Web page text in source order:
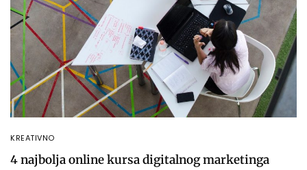
KREATIVNO
4 najbolja online kursa digitalnog marketinga